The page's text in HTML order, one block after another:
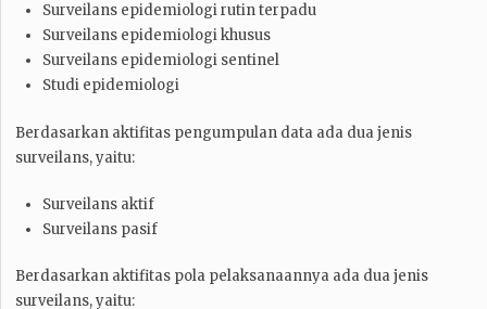
Surveilans epidemiologi rutin terpadu
Surveilans epidemiologi khusus
Surveilans epidemiologi sentinel
Studi epidemiologi
Berdasarkan aktifitas pengumpulan data ada dua jenis
surveilans, yaitu:
Surveilans aktif
Surveilans pasif
Berdasarkan aktifitas pola pelaksanaannya ada dua jenis
surveilans, yaitu: